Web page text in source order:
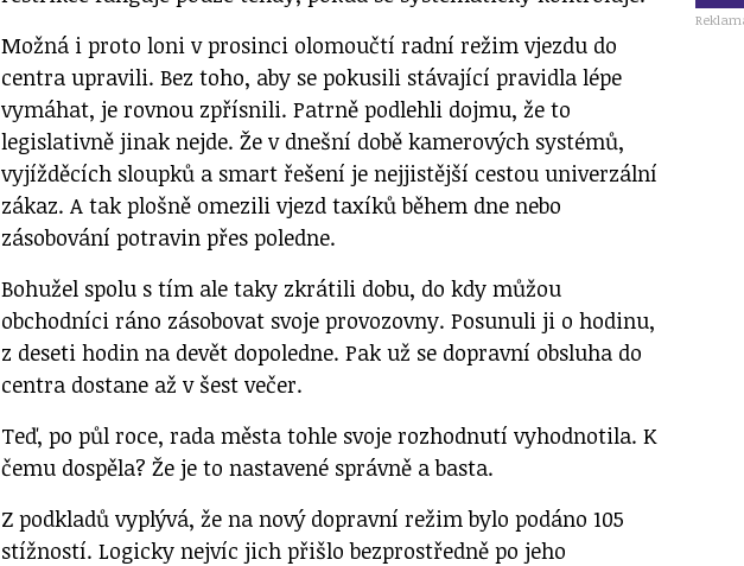
Možná i proto loni v prosinci olomoučtí radní režim vjezdu do
centra upravili. Bez toho, aby se pokusili stávající pravidla lépe
vymáhat, je rovnou zpřísnili. Patrně podlehli dojmu, že to
legislativně jinak nejde. Že v dnešní době kamerových systémů,
vyjížděcích sloupků a smart řešení je nejjistější cestou univerzální
zákaz. A tak plošně omezili vjezd taxíků během dne nebo
zásobování potravin přes poledne.
Bohužel spolu s tím ale taky zkrátili dobu, do kdy můžou
obchodníci ráno zásobovat svoje provozovny. Posunuli ji o hodinu,
z deseti hodin na devět dopoledne. Pak už se dopravní obsluha do
centra dostane až v šest večer.
Teď, po půl roce, rada města tohle svoje rozhodnutí vyhodnotila. K
čemu dospěla? Že je to nastavené správně a basta.
Z podkladů vyplývá, že na nový dopravní režim bylo podáno 105
stížností. Logicky nejvíc jich přišlo bezprostředně po jeho